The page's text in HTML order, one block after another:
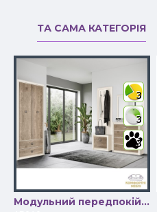
ТА САМА КАТЕГОРІЯ
3
3
3
Модульний передпокій Коен ІІ ВМК-україна